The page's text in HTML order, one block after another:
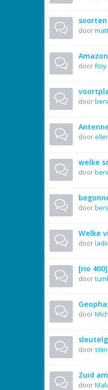
door
doorRoy
door
door
welke
door
door
Welke
door
[rio
door
door
door
Zuid
door